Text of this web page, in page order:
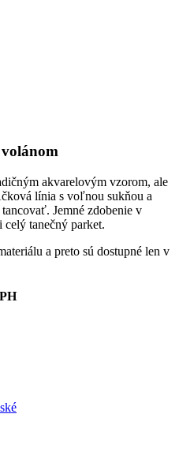
akvarelovým vzorom, ale
línia s voľnou sukňou a
Jemné zdobenie v
tanečný parket.
a preto sú dostupné len v